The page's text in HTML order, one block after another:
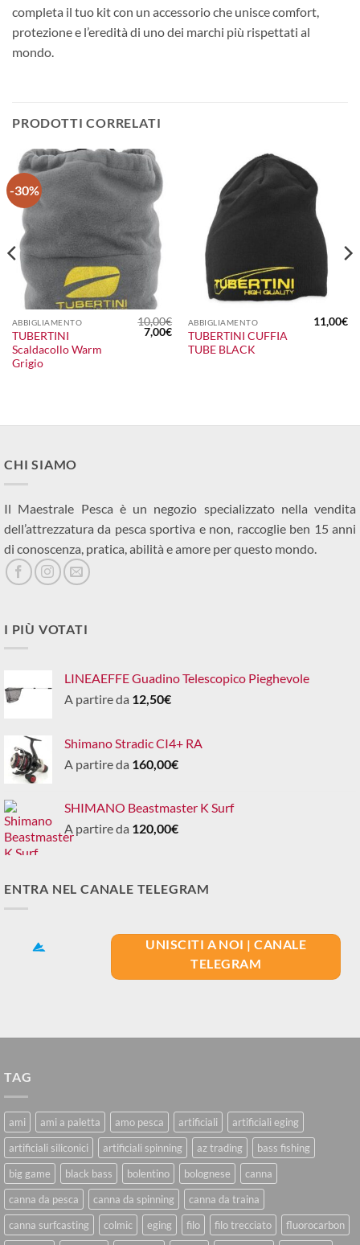
completa il tuo kit con un accessorio che unisce comfort,
protezione e l’eredità di uno dei marchi più rispettati al
mondo.
PRODOTTI CORRELATI
-30%
ABBIGLIAMENTO
TUBERTINI
Scaldacollo Warm
Grigio
10,00€
Il
prezzo
7,00€Il
prezzo
attuale
ABBIGLIAMENTO
TUBERTINI CUFFIA
TUBE BLACK
11,00€
CHI SIAMO
Il Maestrale Pesca è un negozio specializzato nella vendita
dell’attrezzatura da pesca sportiva e non, raccoglie ben 15 anni
di conoscenza, pratica, abilità e amore per questo mondo.
I PIÙ VOTATI
LINEAEFFE Guadino Telescopico Pieghevole
A partire da 12,50€
Shimano Stradic CI4+ RA
A partire da 160,00€
SHIMANO Beastmaster K Surf
A partire da 120,00€
ENTRA NEL CANALE TELEGRAM
UNISCITI A NOI | CANALE
TELEGRAM
TAG
ami ami a paletta amo pesca artificiali
artificiali eging
artificiali siliconici
artificiali spinning az trading
bass fishing
big game
black bass bolentino bolognese
canna
canna da pesca
canna da spinning
canna da traina
canna surfcasting
colmic eging filo filo trecciato
fluorocarbon